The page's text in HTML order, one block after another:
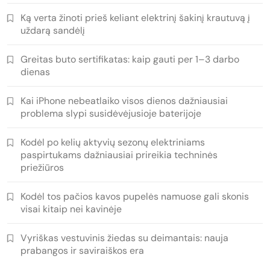
Ką verta žinoti prieš keliant elektrinį šakinį krautuvą į
uždarą sandėlį
Greitas buto sertifikatas: kaip gauti per 1–3 darbo
dienas
Kai iPhone nebeatlaiko visos dienos dažniausiai
problema slypi susidėvėjusioje baterijoje
Kodėl po kelių aktyvių sezonų elektriniams
paspirtukams dažniausiai prireikia techninės
priežiūros
Kodėl tos pačios kavos pupelės namuose gali skonis
visai kitaip nei kavinėje
Vyriškas vestuvinis žiedas su deimantais: nauja
prabangos ir saviraiškos era